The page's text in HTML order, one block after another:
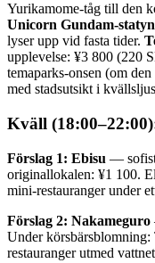
Yurikamome-tåg till den
Unicorn Gundam-statyn
lyser upp vid fasta tider.
upplevelse: ¥3 800 (220
temaparks-onsen (om
med stadsutsikt i
Kväll
Förslag 1: Ebisu —
originallokalen: ¥1 100.
mini-restauranger under
Förslag 2: Nakameguro
Under körsbärsblomning:
restauranger utmed